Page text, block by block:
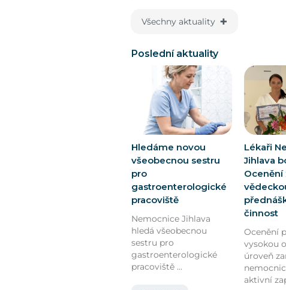
Všechny aktuality ✚
Poslední aktuality
Hledáme novou
všeobecnou sestru
pro
gastroenterologické
pracoviště
Nemocnice Jihlava
hledá všeobecnou
sestru pro
gastroenterologické
pracoviště ...
Lékaři
Jihlava
Ocenění
činnost
Ocenění
vysokou
úroveň
aktivní